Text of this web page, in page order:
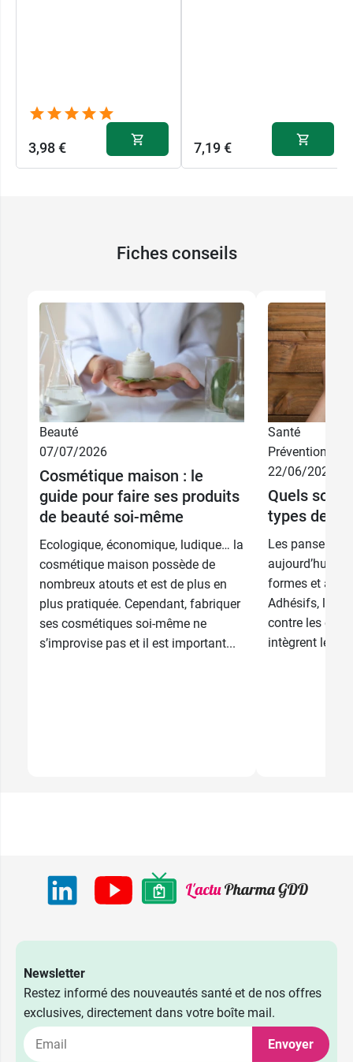
3,98 € 7,19 €
Fiches conseils
Beauté
07/07/2026
Cosmétique maison : le
guide pour faire ses produits
de beauté soi-même
Ecologique, économique, ludique… la
cosmétique maison possède de
nombreux atouts et est de plus en
plus pratiquée. Cependant, fabriquer
ses cosmétiques soi-même ne
s’improvise pas et il est important...
Santé
Prévention
22/06/2026
Quels sont
types de
Les
aujourd’hui de
formes et à
Adhésifs,
contre les cors
intègrent les
Newsletter
Restez informé des nouveautés santé et de nos offres
exclusives, directement dans votre boîte mail.
Envoyer